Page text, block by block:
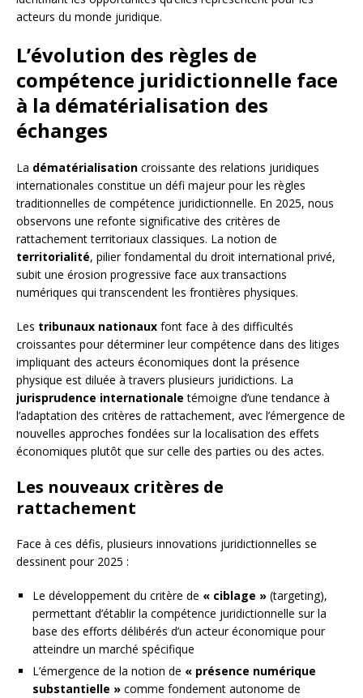
acteurs du monde juridique.
L’évolution des règles de
compétence juridictionnelle face
à la dématérialisation des
échanges
La dématérialisation croissante des relations juridiques
internationales constitue un défi majeur pour les règles
traditionnelles de compétence juridictionnelle. En 2025, nous
observons une refonte significative des critères de
rattachement territoriaux classiques. La notion de
territorialité, pilier fondamental du droit international privé,
subit une érosion progressive face aux transactions
numériques qui transcendent les frontières physiques.
Les tribunaux nationaux font face à des difficultés
croissantes pour déterminer leur compétence dans des litiges
impliquant des acteurs économiques dont la présence
physique est diluée à travers plusieurs juridictions. La
jurisprudence internationale témoigne d’une tendance à
l’adaptation des critères de rattachement, avec l’émergence de
nouvelles approches fondées sur la localisation des effets
économiques plutôt que sur celle des parties ou des actes.
Les nouveaux critères de
rattachement
Face à ces défis, plusieurs innovations juridictionnelles se
dessinent pour 2025 :
Le développement du critère de « ciblage » (targeting),
permettant d’établir la compétence juridictionnelle sur la
base des efforts délibérés d’un acteur économique pour
atteindre un marché spécifique
L’émergence de la notion de « présence numérique
substantielle » comme fondement autonome de